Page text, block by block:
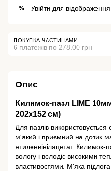
% Увійти для
ПОКУПКА ЧАСТИНАМИ
6 платежів по 278.00 грн
Опис
Килимок-пазл LIME
202х152 см)
Для пазлів використовується
м'який і приємний на дотик
етиленвінілацетат.
вологу і володіє високими
властивостями. М'яка